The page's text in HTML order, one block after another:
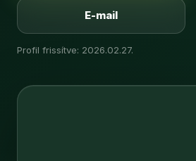
E-mail
Profil frissítve: 2026.02.27.